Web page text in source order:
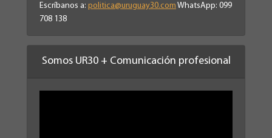
Escríbanos a: politica@uruguay30.com WhatsApp: 099
708 138
Somos UR30 + Comunicación profesional